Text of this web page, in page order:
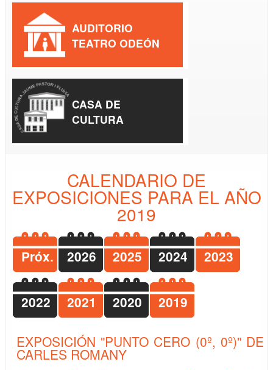
CALENDARIO DE
EXPOSICIONES PARA EL AÑO
2019
Próx. 2026 2025 2024 2023
2022 2021 2020 2019
EXPOSICIÓN "PUNTO CERO (0º, 0º)" DE
CARLES ROMANY
AUDITORIO
TEATRO ODEÓN
CASA DE
CULTURA